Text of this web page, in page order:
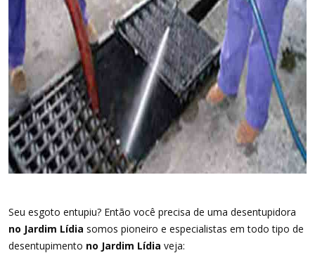
Seu esgoto entupiu? Então você precisa de uma desentupidora
no Jardim Lídia somos pioneiro e especialistas em todo tipo de
desentupimento no Jardim Lídia veja: